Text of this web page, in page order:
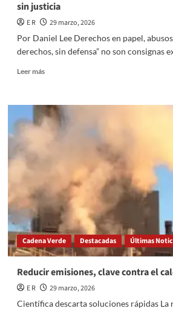
sin justicia
E R
29 marzo, 2026
Por Daniel Lee Derechos en papel,
derechos, sin defensa” no son consignas
Leer másRead
El
infierno
cotidiano,
sistema
sin
justicia
Cadena Verde Destacadas Últimas
Reducir emisiones, clave contra el
E R
29 marzo, 2026
Científica descarta soluciones rápidas La